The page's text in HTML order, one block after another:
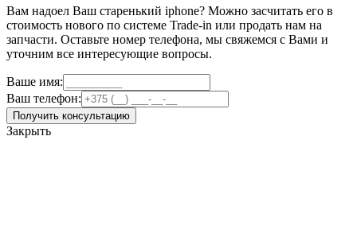
Вам надоел Ваш старенький iphone? Можно засчитать его в
стоимость нового по системе Trade-in или продать нам на
запчасти. Оставьте номер телефона, мы свяжемся с Вами и
уточним все интересующие вопросы.
Ваше имя:
Ваш телефон:
Получить консультацию
Закрыть